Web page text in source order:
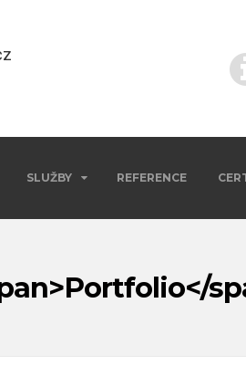
SLUŽBY REFERENCE